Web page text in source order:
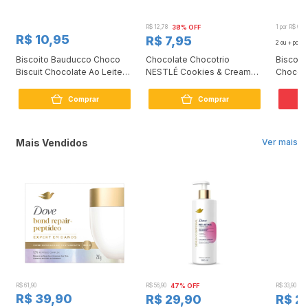
R$ 10,95
Biscoito Bauducco Choco
Biscuit Chocolate Ao Leite
Comprar
R$ 12,78 38% OFF
R$ 7,95
Chocolate Chocotrio
NESTLÉ Cookies & Cream
Comprar
1 por R$
2 ou + por
Ver mais
Mais Vendidos
R$ 61,90
R$ 39,90
R$ 56,90 47% OFF
R$ 29,90
R$ 33,90
R$